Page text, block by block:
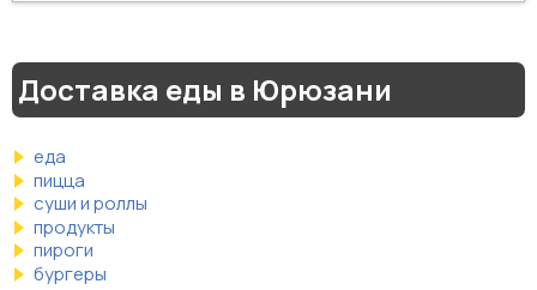
Доставка еды в Юрюзани
еда
пицца
суши и роллы
продукты
пироги
бургеры